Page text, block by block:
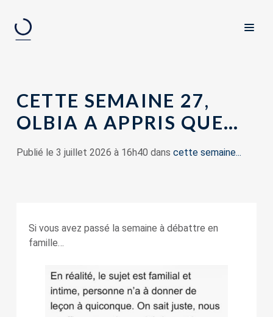
CETTE SEMAINE 27,
OLBIA A APPRIS QUE…
Publié le 3 juillet 2026 à 16h40 dans cette semaine...
Si vous avez passé la semaine à débattre en
famille…